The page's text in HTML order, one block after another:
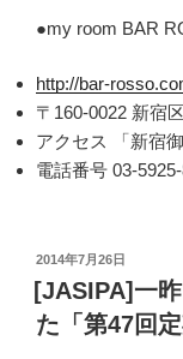
●my room BAR
http://bar-
〒160-0022 新宿
アクセス 「新宿
電話番号 03-
投
稿
日:
2014年7月26日
[JASIPA]一
た「第47回